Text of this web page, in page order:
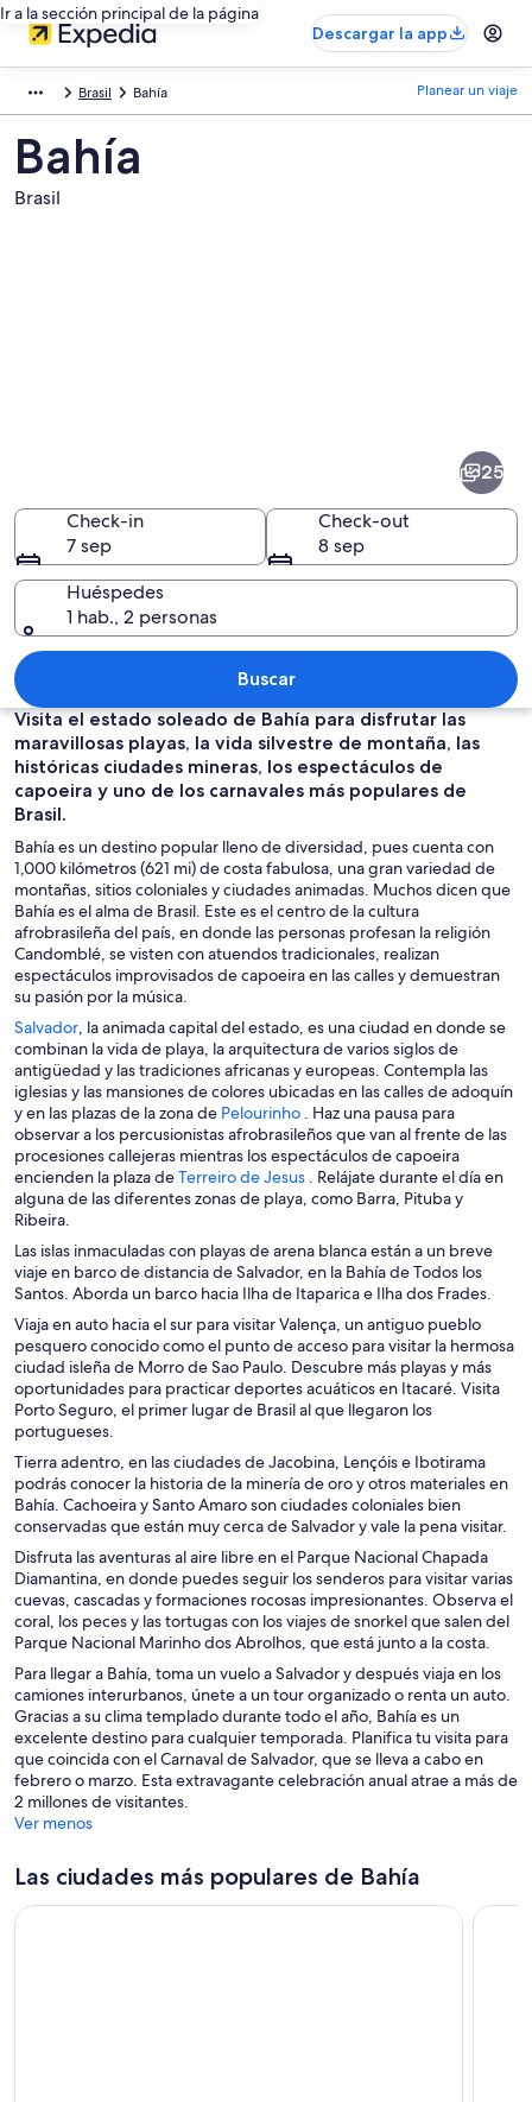
Ir a la sección principal de la página
Descargar la app
Brasil Bahía Planear un viaje
Bahía
Brasil
Una playa con sombrillas, gente y
25
Check-in
7 sep
Check-out
8 sep
Huéspedes
1 hab., 2 personas
Buscar
Visita el estado soleado de Bahía para disfrutar las
maravillosas playas, la vida silvestre de montaña, las
históricas ciudades mineras, los espectáculos de
capoeira y uno de los carnavales más populares de
Brasil.
Bahía es un destino popular lleno de diversidad, pues cuenta con
1,000 kilómetros (621 mi) de costa fabulosa, una gran variedad de
montañas, sitios coloniales y ciudades animadas. Muchos dicen que
Bahía es el alma de Brasil. Este es el centro de la cultura
afrobrasileña del país, en donde las personas profesan la religión
Candomblé, se visten con atuendos tradicionales, realizan
espectáculos improvisados de capoeira en las calles y demuestran
su pasión por la música.
SalvadorS
e
a
b
r
i
r
á
e
n
a
n
u
e
v
a
v
e
n
t
a
n
a
, la animada capital del estado, es una ciudad en donde se
combinan la vida de playa, la arquitectura de varios siglos de
antigüedad y las tradiciones africanas y europeas. Contempla las
iglesias y las mansiones de colores ubicadas en las calles de adoquín
y en las plazas de la zona de PelourinhoS
e
a
b
r
á
e
n
u
n
a
n
u
v
a
v
e
n
t
a
n
a
. Haz una pausa para
observar a los percusionistas afrobrasileños que van al frente de las
procesiones callejeras mientras los espectáculos de capoeira
encienden la plaza deTerreiro de JesusS
e
r
r
á
e
n
u
n
n
u
e
v
a
v
e
n
t
a
n
a
. Relájate durante el día en
alguna de las diferentes zonas de playa, como Barra, Pituba y
Ribeira.
Las islas inmaculadas con playas de arena blanca están a un breve
viaje en barco de distancia de Salvador, en la Bahía de Todos los
Santos. Aborda un barco hacia Ilha de Itaparica e Ilha dos Frades.
Viaja en auto hacia el sur para visitar Valença, un antiguo pueblo
pesquero conocido como el punto de acceso para visitar la hermosa
ciudad isleña de Morro de Sao Paulo. Descubre más playas y más
oportunidades para practicar deportes acuáticos en Itacaré. Visita
Porto Seguro, el primer lugar de Brasil al que llegaron los
portugueses.
Tierra adentro, en las ciudades de Jacobina, Lençóis e Ibotirama
podrás conocer la historia de la minería de oro y otros materiales en
Bahía. Cachoeira y Santo Amaro son ciudades coloniales bien
conservadas que están muy cerca de Salvador y vale la pena visitar.
Disfruta las aventuras al aire libre en el Parque Nacional Chapada
Diamantina, en donde puedes seguir los senderos para visitar varias
cuevas, cascadas y formaciones rocosas impresionantes. Observa el
coral, los peces y las tortugas con los viajes de snorkel que salen del
Parque Nacional Marinho dos Abrolhos, que está junto a la costa.
Para llegar a Bahía, toma un vuelo a Salvador y después viaja en los
camiones interurbanos, únete a un tour organizado o renta un auto.
Gracias a su clima templado durante todo el año, Bahía es un
excelente destino para cualquier temporada. Planifica tu visita para
que coincida con el Carnaval de Salvador, que se lleva a cabo en
febrero o marzo. Esta extravagante celebración anual atrae a más de
2 millones de visitantes.
Ver menos
Las ciudades más populares de Bahía